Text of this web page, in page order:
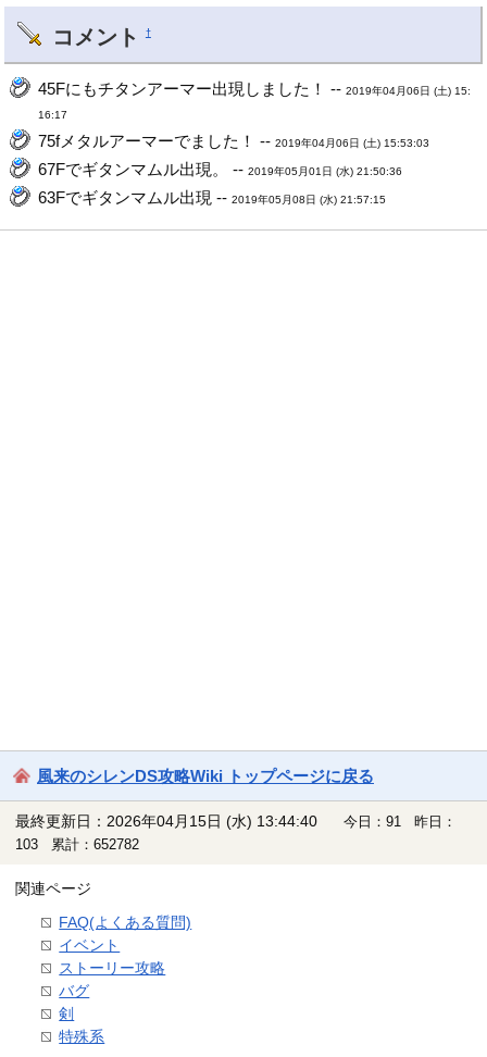
コメント †
45Fにもチタンアーマー出現しました！ --2019年04月06日 (土) 15:
16:17
75fメタルアーマーでました！ --2019年04月06日 (土) 15:53:03
67Fでギタンマムル出現。 --2019年05月01日 (水) 21:50:36
63Fでギタンマムル出現 --2019年05月08日 (水) 21:57:15
風来のシレンDS攻略Wiki トップページに戻る
最終更新日：2026年04月15日 (水) 13:44:40
今日：91 昨日：
103 累計：652782
関連ページ
FAQ(よくある質問)
イベント
ストーリー攻略
バグ
剣
特殊系